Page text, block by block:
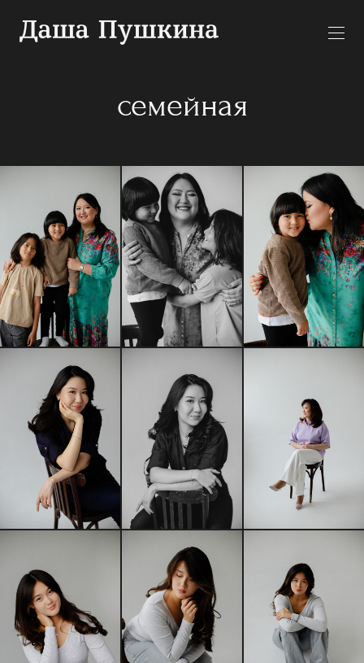
семейная